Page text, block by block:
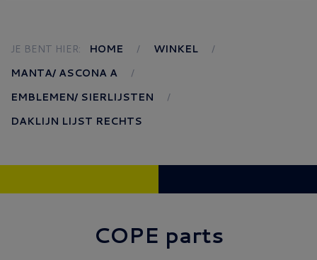
JE BENT HIER: HOME
WINKEL
MANTA/ ASCONA A
EMBLEMEN/ SIERLIJSTEN
DAKLIJN LIJST RECHTS
COPE parts